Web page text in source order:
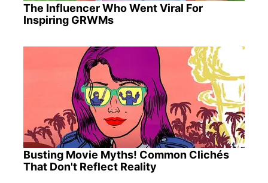
The Influencer Who Went Viral For
Inspiring GRWMs
Busting Movie Myths! Common Clichés
That Don't Reflect Reality